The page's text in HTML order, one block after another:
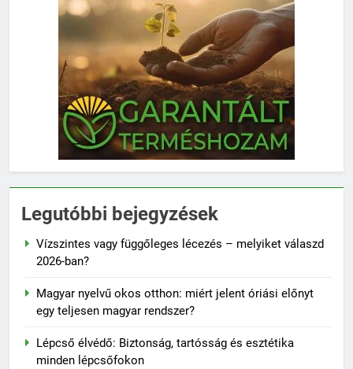
Legutóbbi bejegyzések
Vízszintes vagy függőleges lécezés – melyiket válaszd
2026-ban?
Magyar nyelvű okos otthon: miért jelent óriási előnyt
egy teljesen magyar rendszer?
Lépcső élvédő: Biztonság, tartósság és esztétika
minden lépcsőfokon